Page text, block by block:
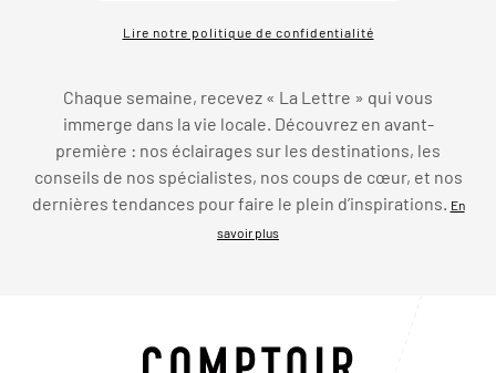
Lire notre politique de confidentialité
Chaque semaine, recevez « La Lettre » qui vous
immerge dans la vie locale. Découvrez en avant-
première : nos éclairages sur les destinations, les
conseils de nos spécialistes, nos coups de cœur, et nos
dernières tendances pour faire le plein d’inspirations. En
savoir plus